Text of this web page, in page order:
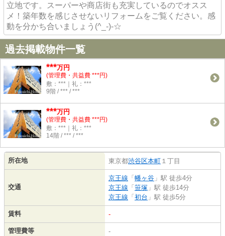
立地です。スーパーや商店街も充実しているのでオスス
メ！築年数を感じさせないリフォームをご覧ください。感
動を分かち合いましょう(^_-)-☆
過去掲載物件一覧
***万円
(管理費・共益費 ***円)
敷：***｜礼：***
9階 / *** / ***
***万円
(管理費・共益費 ***円)
敷：***｜礼：***
14階 / *** / ***
所在地 東京都渋谷区本町 １丁目
交通
京王線 「 幡ヶ谷 」駅 徒歩4分
京王線 「 笹塚 」駅 徒歩14分
京王線 「 初台 」駅 徒歩5分
賃料 -
管理費等 -